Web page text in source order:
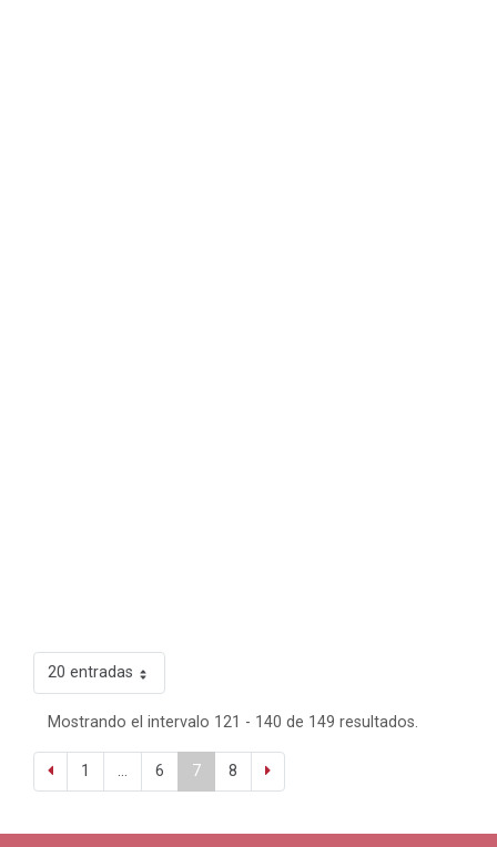
20 entradas
Mostrando el intervalo 121 - 140 de 149 resultados.
1 ... 6 7 8